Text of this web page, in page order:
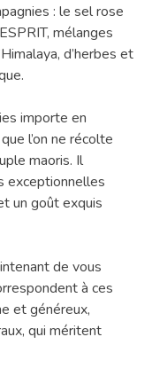
: le sel rose
mélanges
d’herbes et
importe en
l’on ne récolte
maoris. Il
exceptionnelles
un goût exquis
de vous
à ces
et généreux,
qui méritent